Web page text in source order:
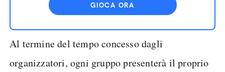
GIOCA ORA
Al termine del tempo concesso dagli
organizzatori, ogni gruppo presenterà il proprio